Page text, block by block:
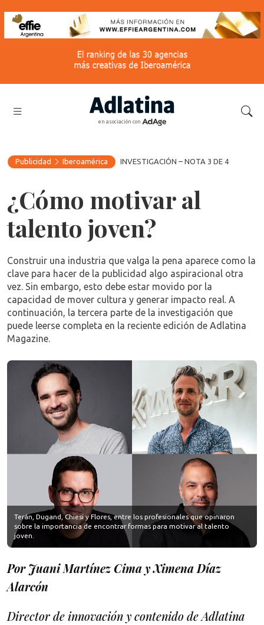
en asociación con
Publicidad Iberoamérica INVESTIGACIÓN – NOTA 3 DE 4
¿Cómo motivar al
talento joven?
Construir una industria que valga la pena aparece como la
clave para hacer de la publicidad algo aspiracional otra
vez. Sin embargo, esto debe estar movido por la
capacidad de mover cultura y generar impacto real. A
continuación, la tercera parte de la investigación que
puede leerse completa en la reciente edición de Adlatina
Magazine.
Terán, Dugand, Chiesi y Flores, entre los profesionales que opinaron
sobre la importancia de encontrar formas para motivar al talento
joven.
Por Juani Martínez Cima y Ximena Díaz
Alarcón
Director de innovación y contenido de Adlatina